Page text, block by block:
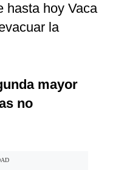
hasta hoy Vaca
la
mayor
no